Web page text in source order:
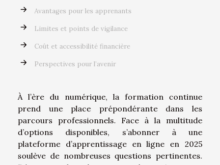
Avantages pour les apprenants
Limites et points de vigilance
Coût et accessibilité financière
Perspectives pour l’avenir
À l’ère du numérique, la formation continue
prend une place prépondérante dans les
parcours professionnels. Face à la multitude
d’options disponibles, s’abonner à une
plateforme d’apprentissage en ligne en 2025
soulève de nombreuses questions pertinentes.